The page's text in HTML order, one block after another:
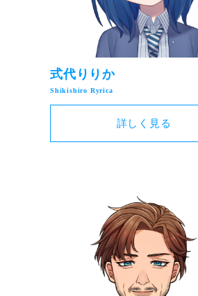
式代りりか
詳しく見る